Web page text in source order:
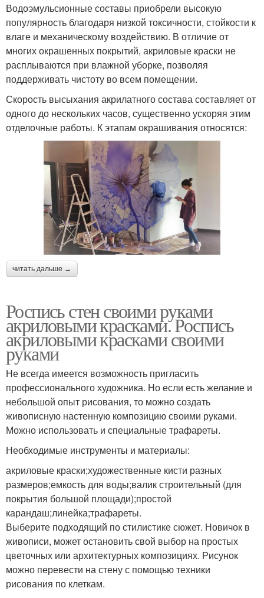
Водоэмульсионные составы приобрели высокую
популярность благодаря низкой токсичности, стойкости к
влаге и механическому воздействию. В отличие от
многих окрашенных покрытий, акриловые краски не
расплываются при влажной уборке, позволяя
поддерживать чистоту во всем помещении.
Скорость высыхания акрилатного состава составляет от
одного до нескольких часов, существенно ускоряя этим
отделочные работы. К этапам окрашивания относятся:
читать дальше →
Роспись стен своими руками
акриловыми красками. Роспись
акриловыми красками своими
руками
Не всегда имеется возможность пригласить
профессионального художника. Но если есть желание и
небольшой опыт рисования, то можно создать
живописную настенную композицию своими руками.
Можно использовать и специальные трафареты.
Необходимые инструменты и материалы:
акриловые краски;художественные кисти разных
размеров;емкость для воды;валик строительный (для
покрытия большой площади);простой
карандаш;линейка;трафареты.
Выберите подходящий по стилистике сюжет. Новичок в
живописи, может остановить свой выбор на простых
цветочных или архитектурных композициях. Рисунок
можно перевести на стену с помощью техники
рисования по клеткам.